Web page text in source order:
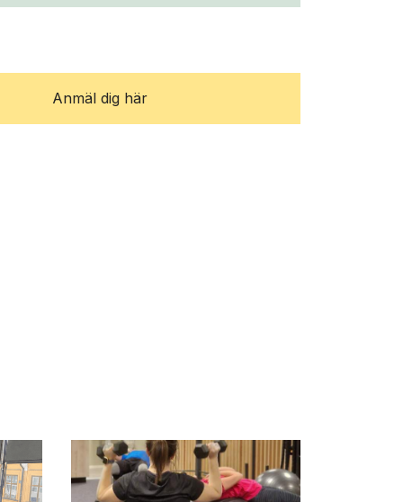
Anmäl dig här